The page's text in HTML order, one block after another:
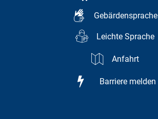
Gebärdensprache
Leichte Sprache
Anfahrt
Barriere melden